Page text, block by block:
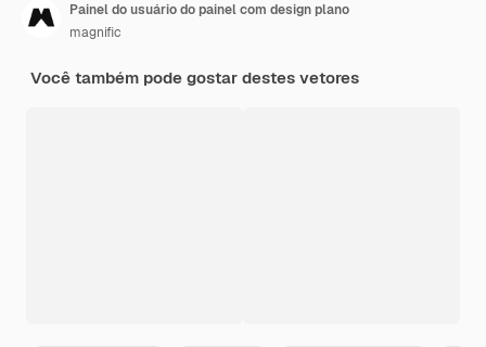
Painel do usuário do painel com design plano
magnific
Você também pode gostar destes vetores